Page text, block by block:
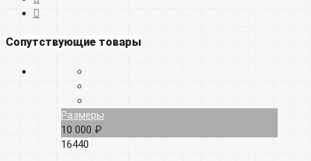
Сопутствующие товары
Размеры
10 000 ₽
16440